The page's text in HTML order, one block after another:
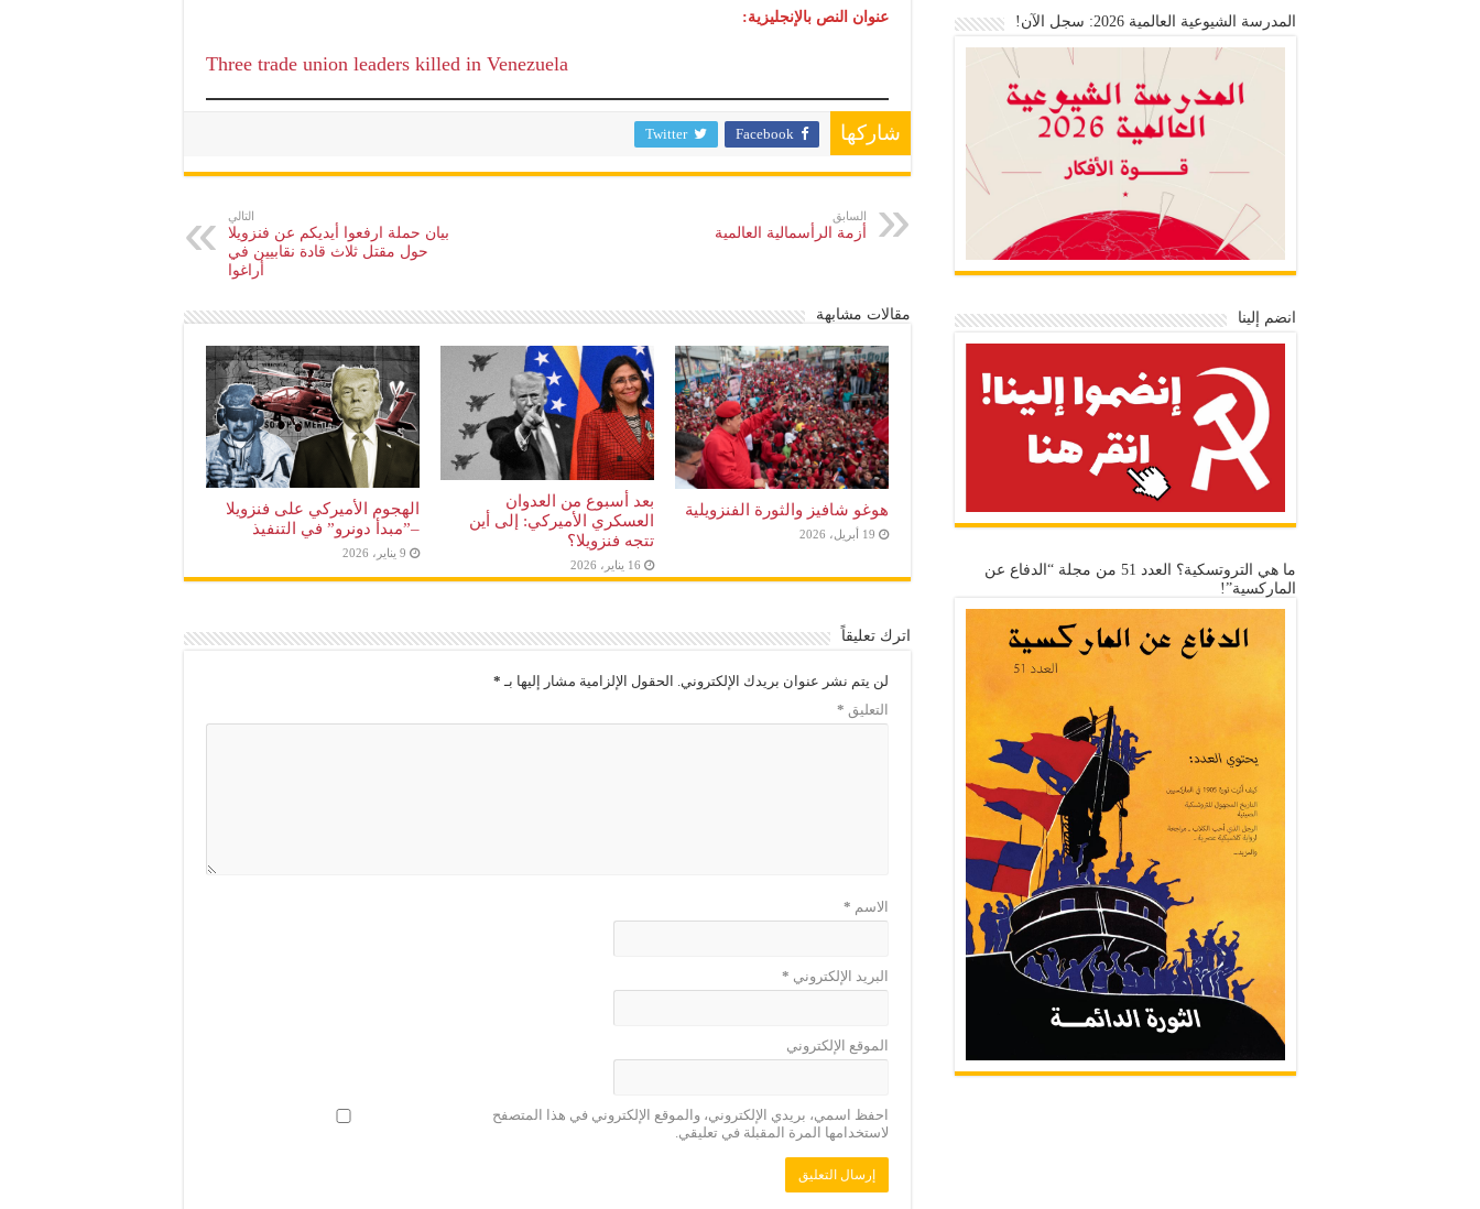
عنوان النص بالإنجليزية:
Three trade union leaders killed in Venezuela
شاركها Facebook
Twitter
السابق
أزمة الرأسمالية العالمية
التالي
بيان حملة ارفعوا أيديكم عن فنزويلا
حول مقتل ثلاث قادة نقابيين في
أراغوا
مقالات مشابهة
هوغو شافيز والثورة الفنزويلية
19 أبريل، 2026
بعد أسبوع من العدوان
العسكري الأميركي: إلى أين
تتجه فنزويلا؟
16 يناير، 2026
الهجوم الأميركي على فنزويلا
–”مبدأ دونرو” في التنفيذ
9 يناير، 2026
اترك تعليقاً
لن يتم نشر عنوان بريدك الإلكتروني. الحقول الإلزامية مشار إليها بـ *
التعليق *
الاسم *
البريد الإلكتروني *
الموقع الإلكتروني
احفظ اسمي، بريدي الإلكتروني، والموقع الإلكتروني في هذا المتصفح
لاستخدامها المرة المقبلة في تعليقي.
المدرسة الشيوعية العالمية 2026: سجل الآن!
انضم إلينا
ما هي التروتسكية؟ العدد 51 من مجلة “الدفاع عن
الماركسية”!